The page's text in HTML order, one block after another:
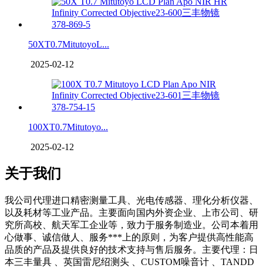
50XT0.7MitutoyoL...
2025-02-12
100XT0.7Mitutoyo...
2025-02-12
关于我们
我公司代理进口精密测量工具、光电传感器、理化分析仪器、
以及耗材等工业产品。主要面向国内外资企业、上市公司、研
究所高校、航天军工企业等，致力于服务制造业。公司本着用
心做事、诚信做人、服务***上的原则，为客户提供高性能高
品质的产品及提供良好的技术支持与售后服务。主要代理：日
本三丰量具 、英国雷尼绍测头 、CUSTOM噪音计 、TANDD